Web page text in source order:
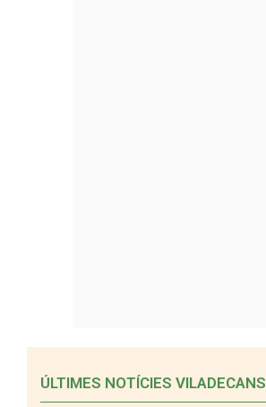
ÚLTIMES NOTÍCIES VILADECANS